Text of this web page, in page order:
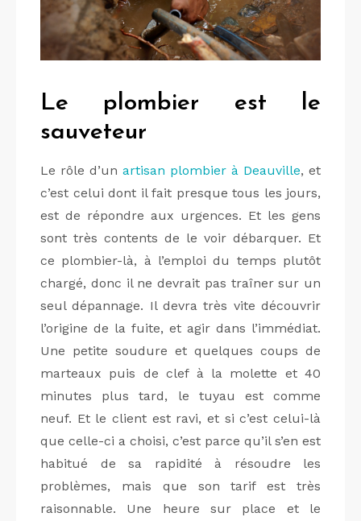
Le plombier est le
sauveteur
Le rôle d’un artisan plombier à Deauville, et
c’est celui dont il fait presque tous les jours,
est de répondre aux urgences. Et les gens
sont très contents de le voir débarquer. Et
ce plombier-là, à l’emploi du temps plutôt
chargé, donc il ne devrait pas traîner sur un
seul dépannage. Il devra très vite découvrir
l’origine de la fuite, et agir dans l’immédiat.
Une petite soudure et quelques coups de
marteaux puis de clef à la molette et 40
minutes plus tard, le tuyau est comme
neuf. Et le client est ravi, et si c’est celui-là
que celle-ci a choisi, c’est parce qu’il s’en est
habitué de sa rapidité à résoudre les
problèmes, mais que son tarif est très
raisonnable. Une heure sur place et le